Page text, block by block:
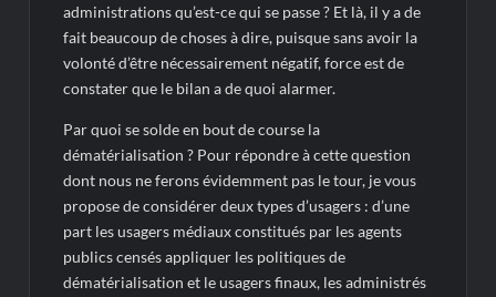
administrations qu’est-ce qui se passe ? Et là, il y a de
fait beaucoup de choses à dire, puisque sans avoir la
volonté d’être nécessairement négatif, force est de
constater que le bilan a de quoi alarmer.
Par quoi se solde en bout de course la
dématérialisation ? Pour répondre à cette question
dont nous ne ferons évidemment pas le tour, je vous
propose de considérer deux types d’usagers : d’une
part les usagers médiaux constitués par les agents
publics censés appliquer les politiques de
dématérialisation et le usagers finaux, les administrés